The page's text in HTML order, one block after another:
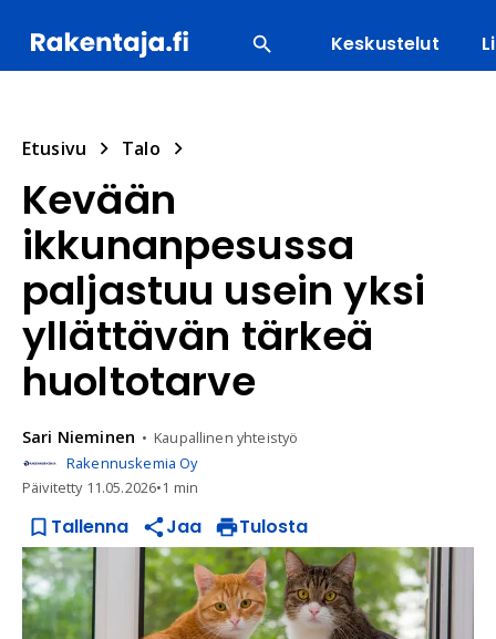
Keskustelut
Etusivu Talo
Kevään
ikkunanpesussa
paljastuu usein yksi
yllättävän tärkeä
huoltotarve
Sari Nieminen
Kaupallinen yhteistyö
Rakennuskemia Oy
Päivitetty 11.05.2026•1 min
Tallenna Jaa Tulosta